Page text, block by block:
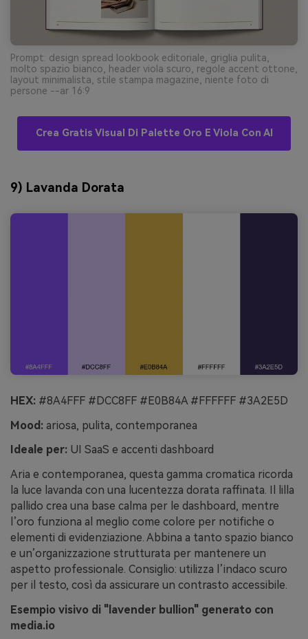
Prompt: design spread lookbook editoriale, griglia pulita,
molto spazio bianco, header viola scuro, regole accent ottone,
layout minimalista, stile stampa magazine, niente foto di
persone --ar 16:9
Crea Gratis Visual Di Palette Oro E Viola Con AI
9) Lavanda Dorata
HEX: #8A4FFF #DCC8FF #E0B84A #FFFFFF #3A2E5D
Mood: ariosa, pulita, contemporanea
Ideale per: UI SaaS e accenti dashboard
Aria e contemporanea, questa gamma cromatica ricorda
la luce lavanda con una lucentezza dorata raffinata. Il lilla
pallido crea una base calma per le dashboard, mentre
l’oro funziona al meglio come colore per notifiche o
elementi di evidenziazione. Abbina a tanto spazio bianco
e un’organizzazione strutturata per mantenere un
aspetto professionale. Consiglio: utilizza l’indaco scuro
per il testo, così da assicurare un contrasto accessibile.
Esempio visivo di "lavender bullion" generato con
media.io